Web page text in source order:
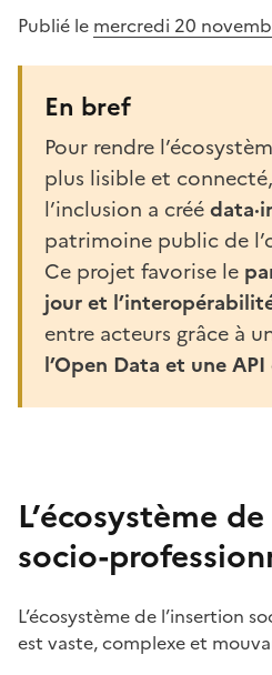
Publié le mercredi 20
En bref
Pour rendre
plus lisible et
l’inclusion a créé
patrimoine public de
Ce projet favorise le
jour et
entre acteurs grâce à
l’Open Data et une
L’écosystème
socio-
L’écosystème de l’insertion
est vaste, complexe et